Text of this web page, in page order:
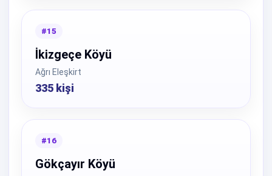
#15
İkizgeçe Köyü
Ağrı Eleşkirt
335 kişi
#16
Gökçayır Köyü